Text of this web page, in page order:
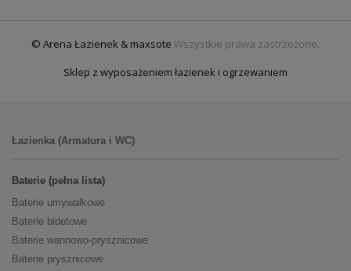
© Arena Łazienek & maxsote Wszystkie prawa zastrzeżone.
Sklep z wyposażeniem łazienek i ogrzewaniem
Łazienka (Armatura i WC)
Baterie (pełna lista)
Baterie umywalkowe
Baterie bidetowe
Baterie wannowo-prysznicowe
Baterie prysznicowe